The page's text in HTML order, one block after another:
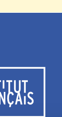
l’Institut français